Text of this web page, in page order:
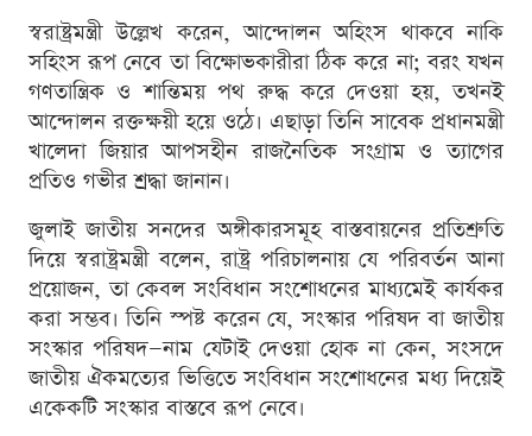
স্বরাষ্ট্রমন্ত্রী উল্লেখ করেন, আন্দোলন অহিংস থাকবে নাকি
সহিংস রূপ নেবে তা বিক্ষোভকারীরা ঠিক করে না; বরং যখন
গণতান্ত্রিক ও শান্তিময় পথ রুদ্ধ করে দেওয়া হয়, তখনই
আন্দোলন রক্তক্ষয়ী হয়ে ওঠে। এছাড়া তিনি সাবেক প্রধানমন্ত্রী
খালেদা জিয়ার আপসহীন রাজনৈতিক সংগ্রাম ও ত্যাগের
প্রতিও গভীর শ্রদ্ধা জানান।
জুলাই জাতীয় সনদের অঙ্গীকারসমূহ বাস্তবায়নের প্রতিশ্রুতি
দিয়ে স্বরাষ্ট্রমন্ত্রী বলেন, রাষ্ট্র পরিচালনায় যে পরিবর্তন আনা
প্রয়োজন, তা কেবল সংবিধান সংশোধনের মাধ্যমেই কার্যকর
করা সম্ভব। তিনি স্পষ্ট করেন যে, সংস্কার পরিষদ বা জাতীয়
সংস্কার পরিষদ—নাম যেটাই দেওয়া হোক না কেন, সংসদে
জাতীয় ঐকমত্যের ভিত্তিতে সংবিধান সংশোধনের মধ্য দিয়েই
একেকটি সংস্কার বাস্তবে রূপ নেবে।